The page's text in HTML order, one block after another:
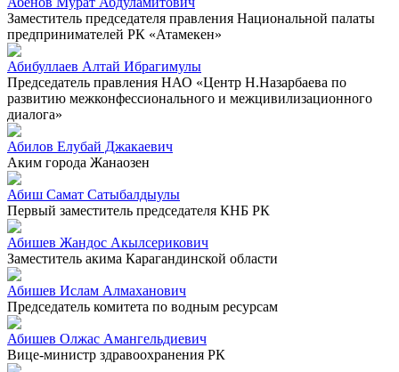
Заместитель председателя правления Национальной палаты
предпринимателей РК «Атамекен»
Абибуллаев Алтай Ибрагимулы
Председатель правления НАО «Центр Н.Назарбаева по
развитию межконфессионального и межцивилизационного
диалога»
Абилов Елубай Джакаевич
Аким города Жанаозен
Абиш Самат Сатыбалдыулы
Первый заместитель председателя КНБ РК
Абишев Жандос Акылсерикович
Заместитель акима Карагандинской области
Абишев Ислам Алмаханович
Председатель комитета по водным ресурсам
Абишев Олжас Амангельдиевич
Вице-министр здравоохранения РК